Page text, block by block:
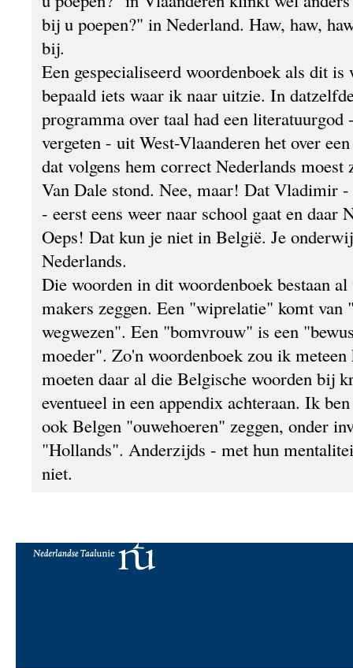
bij u poepen?" in Nederland. Haw, haw,
bij.
Een gespecialiseerd woordenboek als dit
bepaald iets waar ik naar uitzie. In
programma over taal had een
vergeten - uit West-Vlaanderen het over
dat volgens hem correct Nederlands
Van Dale stond. Nee, maar! Dat Vladimir
- eerst eens weer naar school gaat en daar
Oeps! Dat kun je niet in België. Je
Nederlands.
Die woorden in dit woordenboek bestaan
makers zeggen. Een "wiprelatie" komt van
wegwezen". Een "bomvrouw" is een
moeder". Zo'n woordenboek zou ik
moeten daar al die Belgische woorden bij
eventueel in een appendix achteraan. Ik
ook Belgen "ouwehoeren" zeggen, onder
"Hollands". Anderzijds - met hun
niet.